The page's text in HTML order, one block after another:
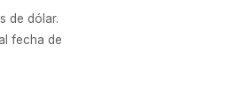
de dólar.
fecha de